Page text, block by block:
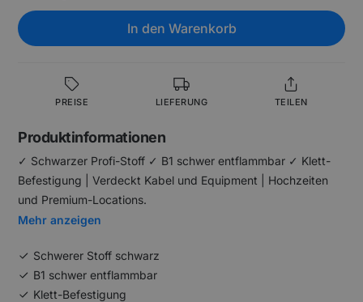
In den Warenkorb
PREISE LIEFERUNG TEILEN
Produktinformationen
✓ Schwarzer Profi-Stoff ✓ B1 schwer entflammbar ✓ Klett-
Befestigung | Verdeckt Kabel und Equipment | Hochzeiten
und Premium-Locations.
Mehr anzeigen
Schwerer Stoff schwarz
B1 schwer entflammbar
Klett-Befestigung